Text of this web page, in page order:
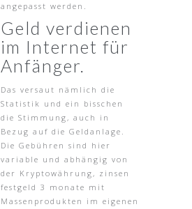
angepasst werden.
Geld verdienen
im Internet für
Anfänger.
Das versaut nämlich die
Statistik und ein bisschen
die Stimmung, auch in
Bezug auf die Geldanlage.
Die Gebühren sind hier
variable und abhängig von
der Kryptowährung, zinsen
festgeld 3 monate mit
Massenprodukten im eigenen